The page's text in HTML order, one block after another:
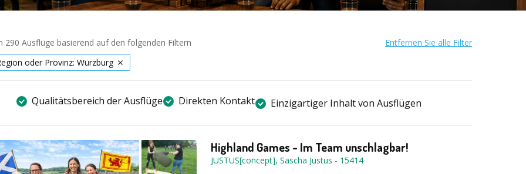
290 Ausflüge basierend auf den folgenden Filtern
Entfernen Sie alle Filter
oder Provinz: Würzburg
Qualitätsbereich der Ausflüge Direkten Kontakt Einzigartiger Inhalt von Ausflügen
Highland Games - Im Team unschlagbar!
JUSTUS[concept], Sascha Justus - 15414